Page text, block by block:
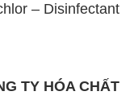
– Disinfectant
TY HÓA CHẤT